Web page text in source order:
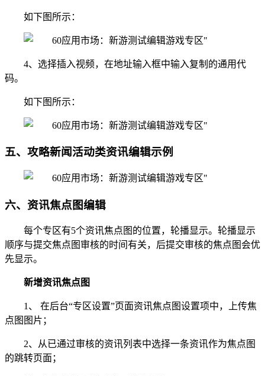
如下图所示：
4、选择插入视频，在地址输入框中输入复制的通用代
码。
如下图所示：
五、攻略新闻活动类资讯编辑示例
六、资讯焦点图编辑
每个专区有5个资讯焦点图的位置，轮播显示。轮播显示
顺序与提交焦点图审核的时间有关，后提交审核的焦点图会优
先显示。
新增资讯焦点图
1、 在后台“专区设置”页面资讯焦点图设置项中，上传焦
点图图片；
2、从已通过审核的资讯列表中选择一条资讯作为焦点图
的跳转页面；